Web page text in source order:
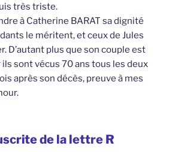
très triste.
à Catherine BARAT sa dignité
le méritent, et ceux de Jules
D’autant plus que son couple est
sont vécus 70 ans tous les deux
après son décès, preuve à mes
de la lettre R